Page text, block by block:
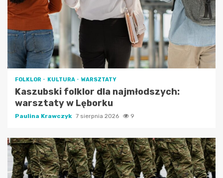
FOLKLOR KULTURA WARSZTATY
Kaszubski folklor dla najmłodszych:
warsztaty w Lęborku
Paulina Krawczyk 7 sierpnia 2026 9